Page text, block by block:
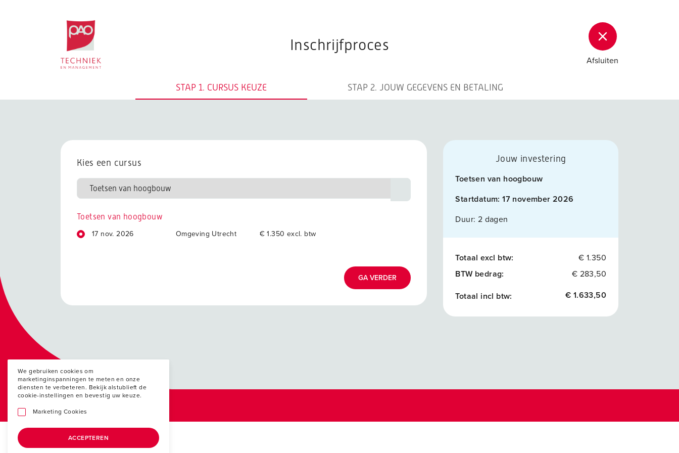
Postacademische cursussen, leergangen en opleidingen
Inschrijfproces
Afsluiten
STAP 1. CURSUS KEUZE STAP 2. JOUW GEGEVENS EN BETALING
Kies een cursus
Toetsen van hoogbouw
17 nov. 2026 Omgeving Utrecht € 1.350 excl. btw
GA VERDER
Jouw investering
Toetsen van hoogbouw
Startdatum:17 november 2026
Duur: 2 dagen
Totaal excl btw:
BTW bedrag:
Totaal incl btw:
€ 1.350
€ 283,50
€ 1.633,50
We gebruiken cookies om
marketinginspanningen te meten en onze
diensten te verbeteren. Bekijk alstublieft de
cookie-instellingen en bevestig uw keuze.
Marketing Cookies
ACCEPTEREN